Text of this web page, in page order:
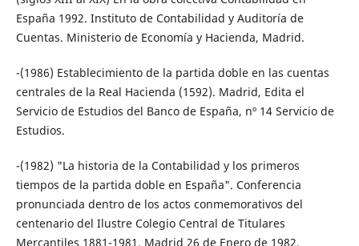
España 1992. Instituto de Contabilidad y Auditoría de
Cuentas. Ministerio de Economía y Hacienda, Madrid.
-(1986) Establecimiento de la partida doble en las cuentas
centrales de la Real Hacienda (1592). Madrid, Edita el
Servicio de Estudios del Banco de España, nº 14 Servicio de
Estudios.
-(1982) "La historia de la Contabilidad y los primeros
tiempos de la partida doble en España". Conferencia
pronunciada dentro de los actos conmemorativos del
centenario del Ilustre Colegio Central de Titulares
Mercantiles 1881-1981. Madrid 26 de Enero de 1982.